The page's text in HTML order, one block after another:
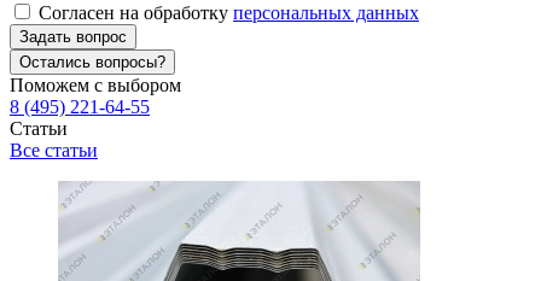
Согласен на обработку персональных данных
Задать вопрос
Остались вопросы?
Поможем с выбором
8 (495) 221-64-55
Статьи
Все статьи